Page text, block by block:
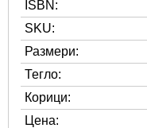
ISBN:
SKU:
Размери:
Тегло:
Корици:
Цена: